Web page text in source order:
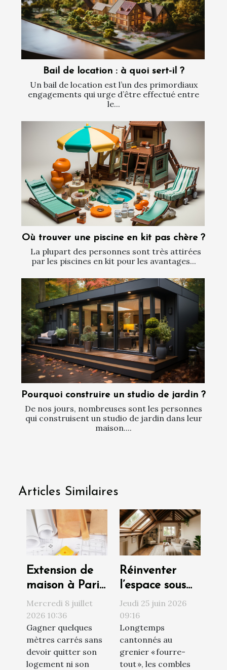
Bail de location : à quoi sert-il ?
Un bail de location est l’un des primordiaux
engagements qui urge d’être effectué entre
le...
Où trouver une piscine en kit pas chère ?
La plupart des personnes sont très attirées
par les piscines en kit pour les avantages...
Pourquoi construire un studio de jardin ?
De nos jours, nombreuses sont les personnes
qui construisent un studio de jardin dans leur
maison....
Articles Similaires
Extension de
maison à Paris
: ce que le PLU
autorise (et
interdit) avant
de construire
Mercredi 8 juillet
2026 10:36
Gagner quelques
mètres carrés sans
devoir quitter son
logement ni son
Réinventer
l’espace sous
toiture : au-
delà de la
simple
rénovation
Jeudi 25 juin 2026
09:16
Longtemps
cantonnés au
grenier « fourre-
tout », les combles